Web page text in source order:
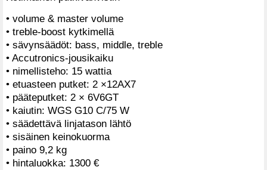
• volume & master volume
• treble-boost kytkimellä
• sävynsäädöt: bass, middle, treble
• Accutronics-jousikaiku
• nimellisteho: 15 wattia
• etuasteen putket: 2 ×12AX7
• pääteputket: 2 × 6V6GT
• kaiutin: WGS G10 C/75 W
• säädettävä linjatason lähtö
• sisäinen keinokuorma
• paino 9,2 kg
• hintaluokka: 1300 €